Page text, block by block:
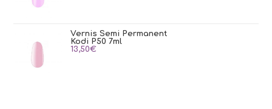
Vernis Semi Permanent
Kodi P50 7ml
13,50€